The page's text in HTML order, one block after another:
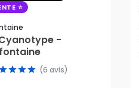
-
(6 avis)
€